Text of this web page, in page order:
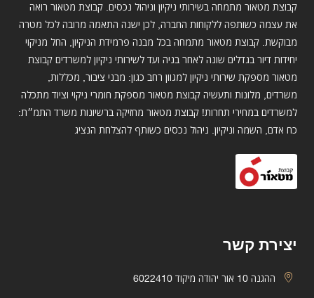
קבוצת מטאור מתמחה בשירותי ניקיון וניהול נכסים. קבוצת מטאור רואה
את עצמה כשותפה ללקוחות החברה, לכן ישנה התאמה מרובה לכל מטרה
מבוקשת. קבוצת מטאור מתמחה בכל מבנה פרמידת הניקיון, החל מניקוי
יחידות דיור בגדלים שונה לאחר בניה ועד לשירותי ניקיון למשרדים קבוצת
מטאור מספקת שירותי ניקיון למגוון רחב כגון: מבני ציבור, מכללות,
משרדים, מלונות ותעשיה קבוצת מטאור מספקת חומרי ניקוי וציוד מתכלה
למשרדים במחירי תחרות! קבוצת מטאור מחזיקה ברשיונות משרד התמ״ת:
כח אדם, השמה וניקיון. ניהול נכסים כשותף להצלחת הנציג
יצירת קשר
ההגנה 10 אור יהודה מיקוד 6022410